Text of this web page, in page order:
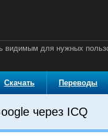
видимым для нужных
Скачать Переводы
через ICQ